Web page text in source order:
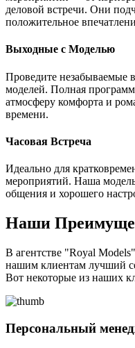
деловой встречи. Они
положительное
Выходные с Моделью
Проведите незабываемые
моделей. Полная
атмосферу комфорта и
времени.
Часовая Встреча
Идеально для
мероприятий. Наша
общения и хорошего
Наши
В агентстве "Royal
нашим клиентам лучший
Вот некоторые из наших
Персональный